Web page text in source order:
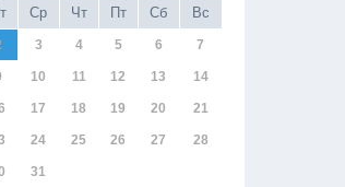
Ср Чт Пт Сб Вс
3 4 5 6 7
10 11 12 13 14
17 18 19 20 21
24 25 26 27 28
31